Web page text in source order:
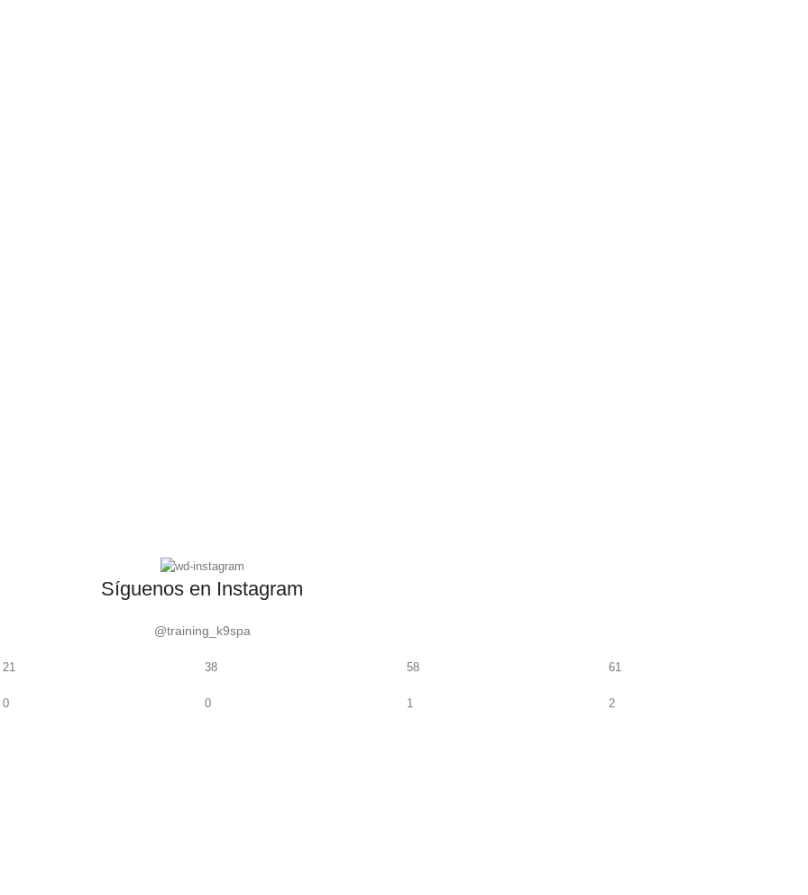
Síguenos en Instagram
@training_k9spa
21
0
38
0
58
1
61
2